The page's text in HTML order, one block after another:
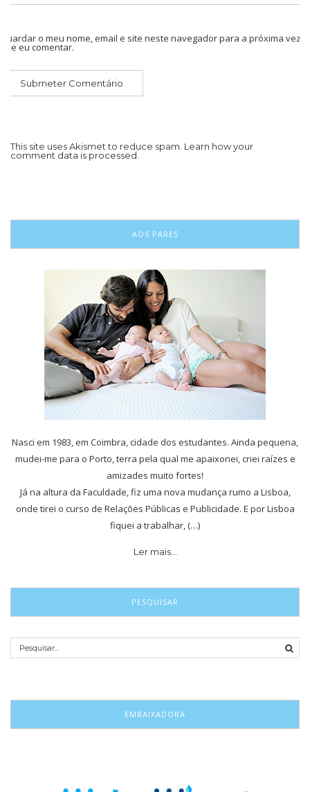
Guardar o meu nome, email e site neste navegador para a próxima vez
que eu comentar.
This site uses Akismet to reduce spam. Learn how your
comment data is processed.
AOS PARES
Nasci em 1983, em Coimbra, cidade dos estudantes. Ainda pequena,
mudei-me para o Porto, terra pela qual me apaixonei, criei raízes e
amizades muito fortes!
Já na altura da Faculdade, fiz uma nova mudança rumo a Lisboa,
onde tirei o curso de Relações Públicas e Publicidade. E por Lisboa
fiquei a trabalhar, (…)
Ler mais…
PESQUISAR
EMBAIXADORA